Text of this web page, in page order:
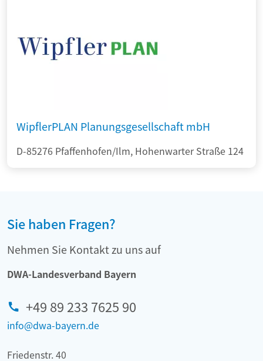
WipflerPLAN Planungsgesellschaft mbH
D-85276 Pfaffenhofen/Ilm, Hohenwarter Straße 124
Sie haben Fragen?
Nehmen Sie Kontakt zu uns auf
DWA-Landesverband Bayern
+49 89 233 7625 90
info@dwa-bayern.de
Friedenstr. 40